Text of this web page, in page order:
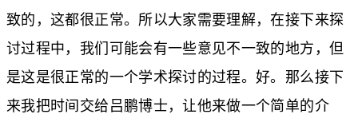
致的，这都很正常。所以大家需要理解，在接下来探
讨过程中，我们可能会有一些意见不一致的地方，但
是这是很正常的一个学术探讨的过程。好。那么接下
来我把时间交给吕鹏博士，让他来做一个简单的介